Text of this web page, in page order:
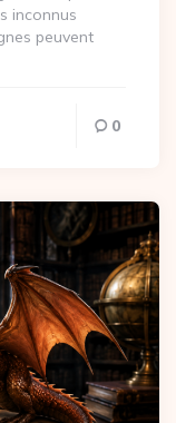
inconnus
peuvent
0